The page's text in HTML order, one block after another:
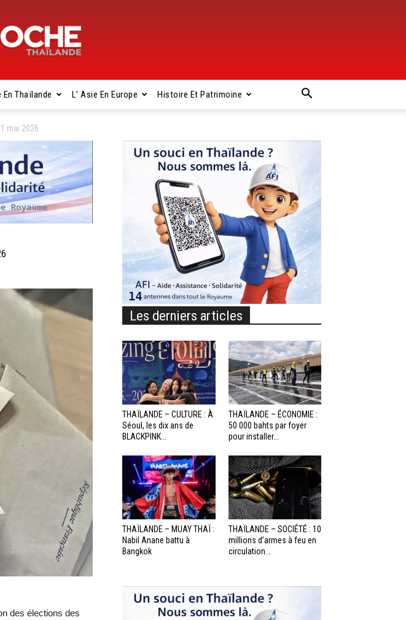
En Thaïlande L’ Asie En Europe Histoire Et Patrimoine
mai 2026
des élections des
Les derniers articles
THAÏLANDE – CULTURE : À
Séoul, les dix ans de
BLACKPINK...
THAÏLANDE – ÉCONOMIE :
50 000 bahts par foyer
pour installer...
THAÏLANDE – MUAY THAÏ :
Nabil Anane battu à
Bangkok
THAÏLANDE – SOCIÉTÉ : 10
millions d’armes à feu en
circulation...